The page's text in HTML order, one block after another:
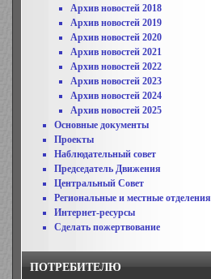
Архив новостей 2018
Архив новостей 2019
Архив новостей 2020
Архив новостей 2021
Архив новостей 2022
Архив новостей 2023
Архив новостей 2024
Архив новостей 2025
Основные документы
Проекты
Наблюдательный совет
Председатель Движения
Центральный Совет
Региональные и местные отделения
Интернет-ресурсы
Сделать пожертвование
ПОТРЕБИТЕЛЮ